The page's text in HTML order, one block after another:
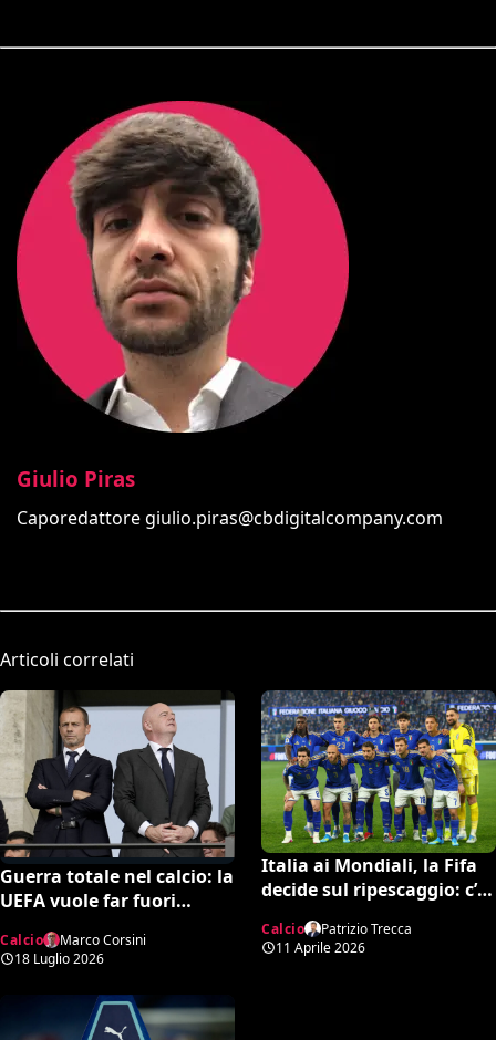
Giulio Piras
Caporedattoregiulio.piras@cbdigitalcompany.com
Articoli correlati
Guerra totale nel calcio: la
UEFA vuole far fuori
potente candidatura per
la FIFA
Calcio
Marco Corsini
18 Luglio 2026
Italia ai Mondiali, la Fifa
decide sul ripescaggio: c’è
Calcio
Patrizio Trecca
11 Aprile 2026